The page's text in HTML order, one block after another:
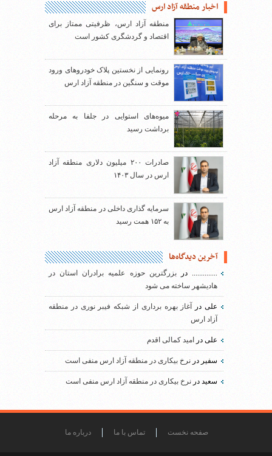
اخبار منطقه آزاد ارس
منطقه آزاد ارس، ظرفیتی ممتاز برای
اقتصاد و گردشگری کشور است
رونمایی از نخستین پلاک خودروهای ورود
موقت و سنگین در منطقه آزاد ارس
میوه‌های استوایی در جلفا به مرحله
برداشت رسید
صادرات ۲۰۰ میلیون دلاری منطقه آزاد
ارس در سال ۱۴۰۳
سرمایه گذاری داخلی در منطقه آزاد ارس
به ۱۵۲ همت رسید
آخرین دیدگاه‌ها
..............دربزرگترین حوزه علمیه برادران استان در
هادیشهر ساخته می شود
علیدر
آغاز بهره برداری از شبکه فیبر نوری در منطقه
آزاد ارس
علی در امید کمالی اقدم
سفیر در نرخ بیکاری در منطقه آزاد ارس منفی است
سعید در نرخ بیکاری در منطقه آزاد ارس منفی است
صفحه نخست تماس با ما درباره ما